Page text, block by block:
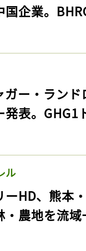
国企業。
ガー・ラン
表。GHG1
ル
ーHD、熊本
・農地を流
に入りに
ログイン
会員登録